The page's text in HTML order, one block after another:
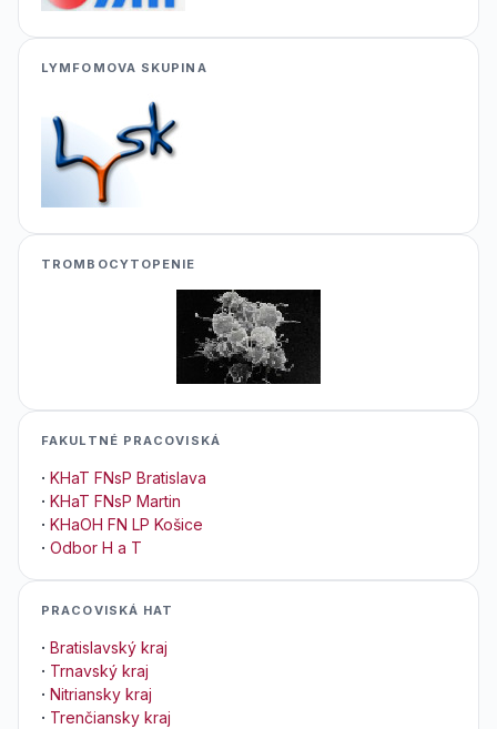
LYMFOMOVA SKUPINA
TROMBOCYTOPENIE
FAKULTNÉ PRACOVISKÁ
· KHaT FNsP Bratislava
· KHaT FNsP Martin
· KHaOH FN LP Košice
· Odbor H a T
PRACOVISKÁ HAT
· Bratislavský kraj
· Trnavský kraj
· Nitriansky kraj
· Trenčiansky kraj